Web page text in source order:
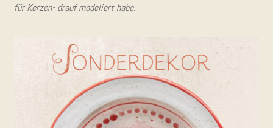
für Ker­zen- drauf mode­liert habe.